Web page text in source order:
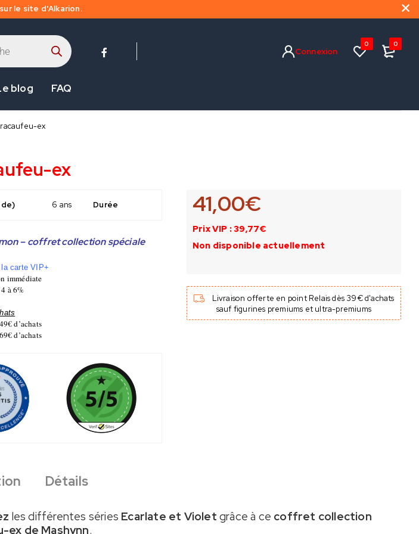
le site d'Alkarion.
Connexion
0 0
blog FAQ
ex
ex
6 ans Durée
– coffret collection spéciale
la carte VIP+
immédiate
à 6%
d’achats
d’achats
41,00€
Prix VIP : 39,77€
Non disponible actuellement
Livraison offerte en point Relais dès 39€ d'achats
sauf figurines premiums et ultra-premiums
Détails
les différentes séries Ecarlate et Violet grâce à ce coffret collection
ex de Mashynn.